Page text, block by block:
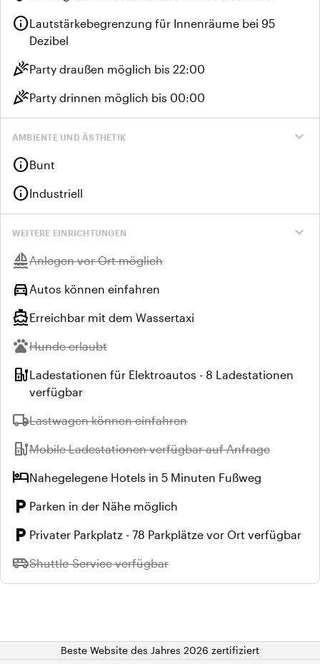
infoLautstärkebegrenzung für Innenräume bei 95
Dezibel
celebrationParty draußen möglich bis 22:00
celebrationParty drinnen möglich bis 00:00
expand_more
AMBIENTE UND ÄSTHETIK
infoBunt
infoIndustriell
expand_more
WEITERE EINRICHTUNGEN
sailingNicht verfügbar:
Anlegen vor Ort möglich
directions_car Autos können einfahren
directions_boatErreichbar mit dem Wassertaxi
petsNicht verfügbar:
Hunde erlaubt
ev_stationLadestationen für Elektroautos - 8 Ladestationen
verfügbar
local_shippingNicht verfügbar:
Lastwagen können einfahren
ev_stationNicht verfügbar:
Mobile Ladestationen verfügbar auf Anfrage
hotelNahegelegene Hotels in 5 Minuten Fußweg
local_parking Parken in der Nähe möglich
local_parking Privater Parkplatz - 78 Parkplätze vor Ort verfügbar
airport_shuttleNicht verfügbar:
Shuttle-Service verfügbar
Beste Website des Jahres 2026 zertifiziert